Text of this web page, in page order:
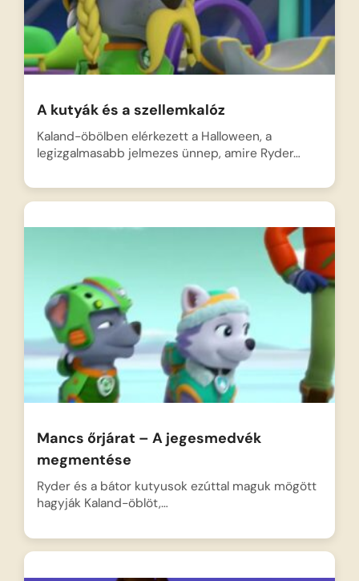
A kutyák és a szellemkalóz
Kaland-öbölben elérkezett a Halloween, a
legizgalmasabb jelmezes ünnep, amire Ryder…
Mancs őrjárat – A jegesmedvék
megmentése
Ryder és a bátor kutyusok ezúttal maguk mögött
hagyják Kaland-öblöt,…